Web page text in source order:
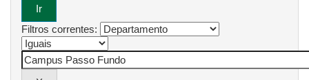
Filtros correntes: